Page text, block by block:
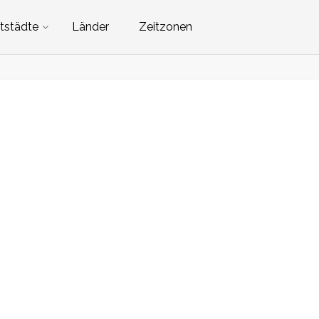
Länder Zeitzonen